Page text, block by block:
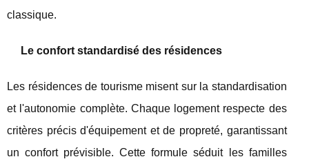
classique.
Le confort standardisé des résidences
Les résidences de tourisme misent sur la standardisation
et l'autonomie complète. Chaque logement respecte des
critères précis d'équipement et de propreté, garantissant
un confort prévisible. Cette formule séduit les familles